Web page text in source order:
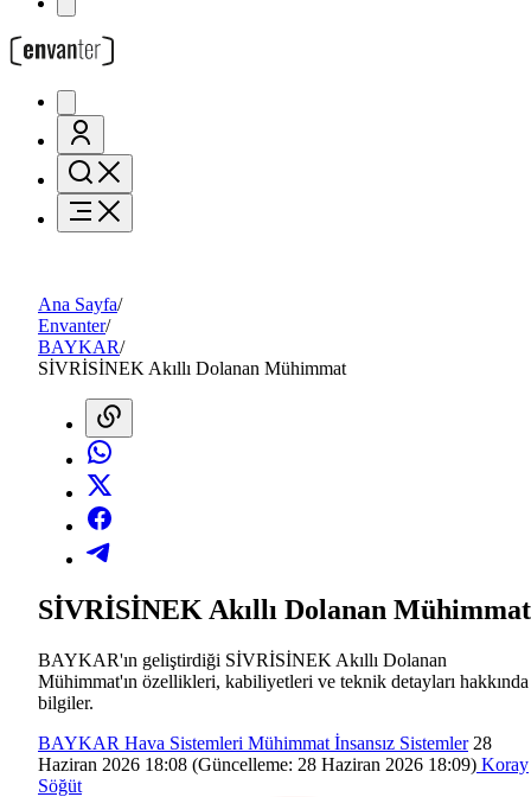
Ana Sayfa/
Envanter/
BAYKAR/
SİVRİSİNEK Akıllı Dolanan Mühimmat
SİVRİSİNEK Akıllı Dolanan Mühimmat
BAYKAR'ın geliştirdiği SİVRİSİNEK Akıllı Dolanan
Mühimmat'ın özellikleri, kabiliyetleri ve teknik detayları hakkında
bilgiler.
BAYKAR Hava Sistemleri Mühimmat İnsansız Sistemler 28
Haziran 2026 18:08 (Güncelleme: 28 Haziran 2026 18:09) Koray
Söğüt